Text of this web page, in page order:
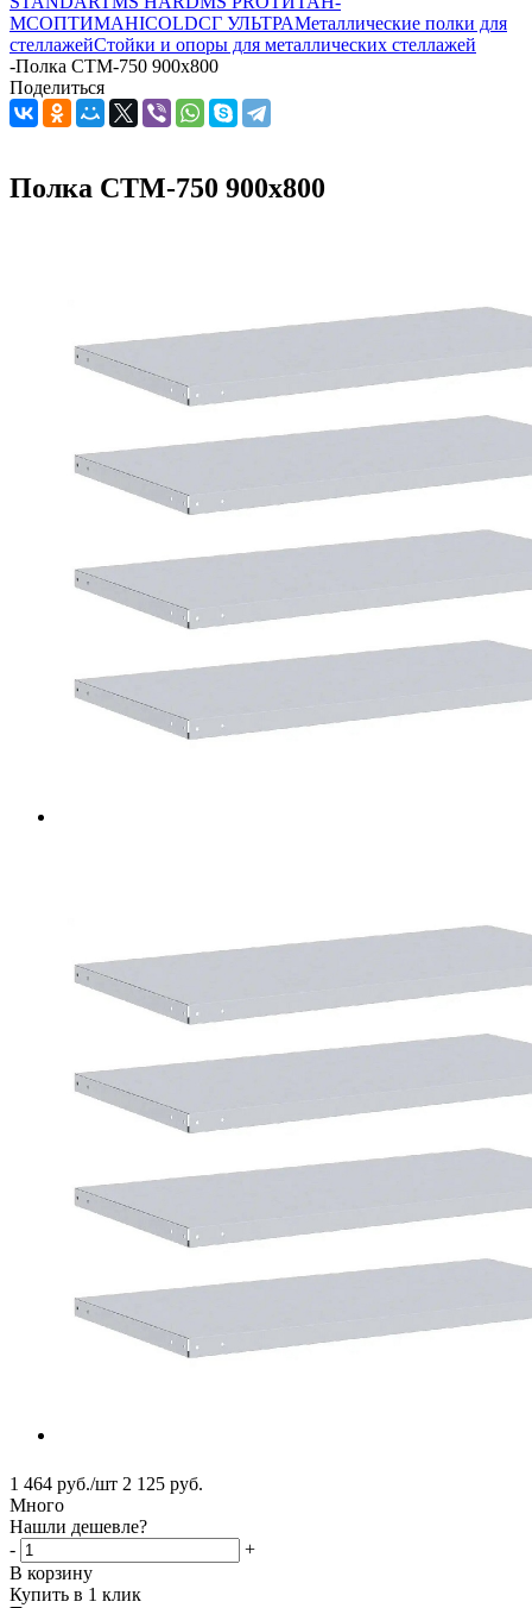
МСОПТИМАHICOLDСГ УЛЬТРАМеталлические полки для
стеллажейСтойки и опоры для металлических стеллажей
-Полка СТМ-750 900x800
Поделиться
Полка СТМ-750 900x800
1 464 руб./шт 2 125 руб.
Много
Нашли дешевле?
-
+
В корзину
Купить в 1 клик